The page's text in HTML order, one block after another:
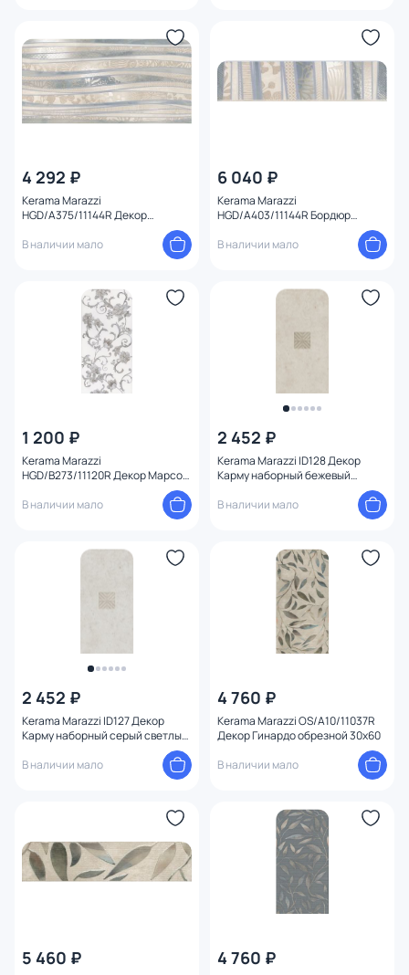
4 292 ₽
Kerama Marazzi
HGD/A375/11144R Декор
В наличии мало
6 040 ₽
Kerama Marazzi
HGD/A403/11144R Бордюр
Маритимос обрезной 30х7,2х9
В наличии мало
1 200 ₽
Kerama Marazzi
HGD/B273/11120R Декор Марсо
В наличии мало
2 452 ₽
Kerama Marazzi ID128 Декор
Карму наборный бежевый
В наличии мало
2 452 ₽
Kerama Marazzi ID127 Декор
Карму наборный серый светлый
В наличии мало
4 760 ₽
Kerama Marazzi OS/A10/11037R
Декор Гинардо обрезной 30х60
В наличии мало
5 460 ₽ 4 760 ₽